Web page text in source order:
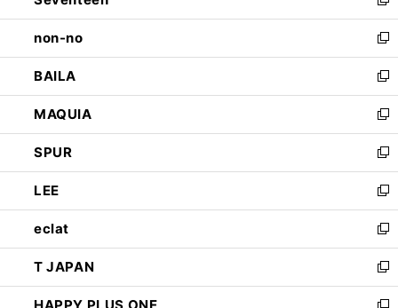
開
く
ウ
で
開
く
新
し
い
ウ
ィ
ン
ド
ウ
で
開
く
non-no
新
し
い
ウ
ィ
ン
ド
ウ
で
開
く
BAILA
新
し
い
ウ
ィ
ン
ド
ウ
で
開
く
MAQUIA
新
し
い
ウ
ィ
ン
ド
ウ
で
開
く
SPUR
新
し
い
ウ
ィ
ン
ド
ウ
LEE
新
し
い
ウ
ィ
ン
eclat
新
し
い
ウ
T JAPAN
新
し